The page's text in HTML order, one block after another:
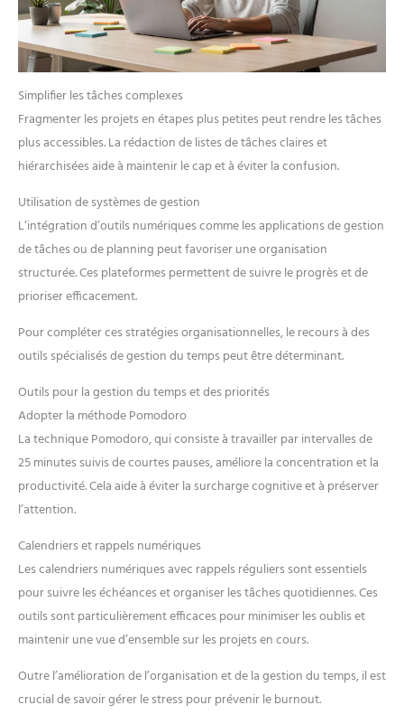
Simplifier les tâches complexes
Fragmenter les projets en étapes plus petites peut rendre les tâches
plus accessibles. La rédaction de listes de tâches claires et
hiérarchisées aide à maintenir le cap et à éviter la confusion.
Utilisation de systèmes de gestion
L’intégration d’outils numériques comme les applications de gestion
de tâches ou de planning peut favoriser une organisation
structurée. Ces plateformes permettent de suivre le progrès et de
prioriser efficacement.
Pour compléter ces stratégies organisationnelles, le recours à des
outils spécialisés de gestion du temps peut être déterminant.
Outils pour la gestion du temps et des priorités
Adopter la méthode Pomodoro
La technique Pomodoro, qui consiste à travailler par intervalles de
25 minutes suivis de courtes pauses, améliore la concentration et la
productivité. Cela aide à éviter la surcharge cognitive et à préserver
l’attention.
Calendriers et rappels numériques
Les calendriers numériques avec rappels réguliers sont essentiels
pour suivre les échéances et organiser les tâches quotidiennes. Ces
outils sont particulièrement efficaces pour minimiser les oublis et
maintenir une vue d’ensemble sur les projets en cours.
Outre l’amélioration de l’organisation et de la gestion du temps, il est
crucial de savoir gérer le stress pour prévenir le burnout.